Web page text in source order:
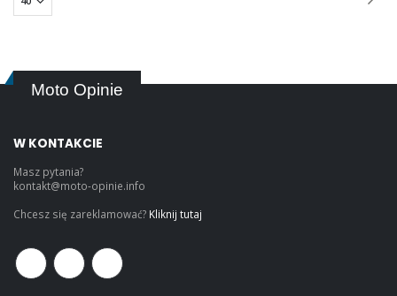
Moto Opinie
W KONTAKCIE
Masz pytania?
kontakt@moto-opinie.info
Chcesz się zareklamować? Kliknij tutaj